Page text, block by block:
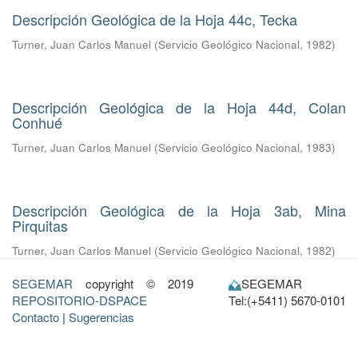
Descripción Geológica de la Hoja 44c, Tecka
Turner, Juan Carlos Manuel (Servicio Geológico Nacional, 1982)
Descripción Geológica de la Hoja 44d, Colan
Conhué
Turner, Juan Carlos Manuel (Servicio Geológico Nacional, 1983)
Descripción Geológica de la Hoja 3ab, Mina
Pirquitas
Turner, Juan Carlos Manuel (Servicio Geológico Nacional, 1982)
SEGEMAR copyright © 2019
REPOSITORIO-DSPACE
Contacto | Sugerencias
SEGEMAR
Tel:(+5411) 5670-0101